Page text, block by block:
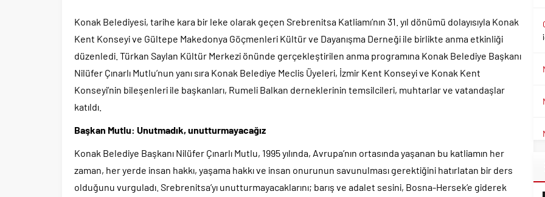
Konak Belediyesi, tarihe kara bir leke olarak geçen Srebrenitsa Katliamı’nın 31. yıl dönümü dolayısıyla Konak
Kent Konseyi ve Gültepe Makedonya Göçmenleri Kültür ve Dayanışma Derneği ile birlikte anma etkinliği
düzenledi. Türkan Saylan Kültür Merkezi önünde gerçekleştirilen anma programına Konak Belediye Başkanı
Nilüfer Çınarlı Mutlu’nun yanı sıra Konak Belediye Meclis Üyeleri, İzmir Kent Konseyi ve Konak Kent
Konseyi’nin bileşenleri ile başkanları, Rumeli Balkan derneklerinin temsilcileri, muhtarlar ve vatandaşlar
katıldı.
Başkan Mutlu: Unutmadık, unutturmayacağız
Konak Belediye Başkanı Nilüfer Çınarlı Mutlu, 1995 yılında, Avrupa’nın ortasında yaşanan bu katliamın her
zaman, her yerde insan hakkı, yaşama hakkı ve insan onurunun savunulması gerektiğini hatırlatan bir ders
olduğunu vurguladı. Srebrenitsa’yı unutturmayacaklarını; barış ve adalet sesini, Bosna-Hersek’e giderek